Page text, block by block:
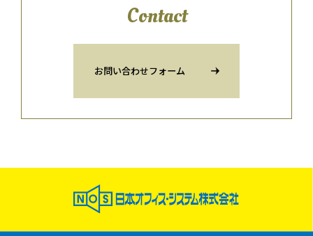
Contact
お問い合わせフォーム